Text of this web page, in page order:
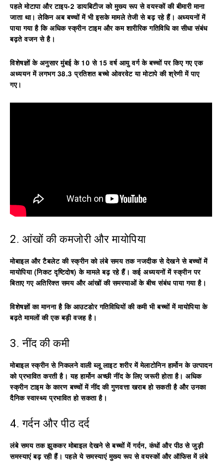
पहले मोटापा और टाइप-2 डायबिटीज को मुख्य रूप से वयस्कों की बीमारी माना
जाता था। लेकिन अब बच्चों में भी इसके मामले तेजी से बढ़ रहे हैं। अध्ययनों में
पाया गया है कि अधिक स्क्रीन टाइम और कम शारीरिक गतिविधि का सीधा संबंध
बढ़ते वजन से है।
विशेषज्ञों के अनुसार मुंबई के 10 से 15 वर्ष आयु वर्ग के बच्चों पर किए गए एक
अध्ययन में लगभग 38.3 प्रतिशत बच्चे ओवरवेट या मोटापे की श्रेणी में पाए
गए।
2. आंखों की कमजोरी और मायोपिया
मोबाइल और टैबलेट की स्क्रीन को लंबे समय तक नजदीक से देखने से बच्चों में
मायोपिया (निकट दृष्टिदोष) के मामले बढ़ रहे हैं। कई अध्ययनों में स्क्रीन पर
बिताए गए अतिरिक्त समय और आंखों की समस्याओं के बीच संबंध पाया गया है।
विशेषज्ञों का मानना है कि आउटडोर गतिविधियों की कमी भी बच्चों में मायोपिया के
बढ़ते मामलों की एक बड़ी वजह है।
3. नींद की कमी
मोबाइल स्क्रीन से निकलने वाली ब्लू लाइट शरीर में मेलाटोनिन हार्मोन के उत्पादन
को प्रभावित करती है। यह हार्मोन अच्छी नींद के लिए जरूरी होता है। अधिक
स्क्रीन टाइम के कारण बच्चों में नींद की गुणवत्ता खराब हो सकती है और उनका
दैनिक स्वास्थ्य प्रभावित हो सकता है।
4. गर्दन और पीठ दर्द
लंबे समय तक झुककर मोबाइल देखने से बच्चों में गर्दन, कंधों और पीठ से जुड़ी
समस्याएं बढ़ रही हैं। पहले ये समस्याएं मुख्य रूप से वयस्कों और ऑफिस में लंबे